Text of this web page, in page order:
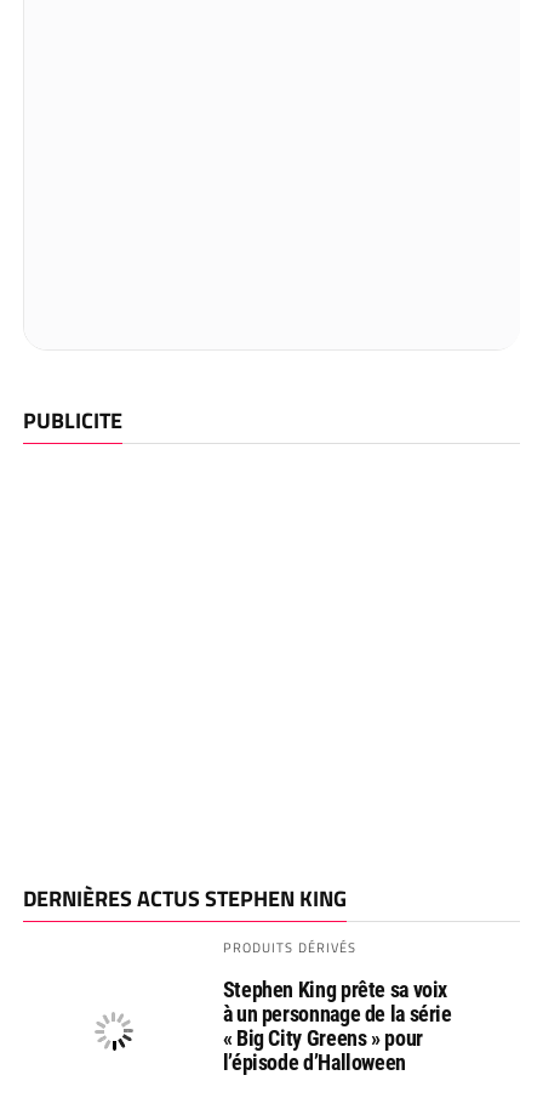
PUBLICITE
DERNIÈRES ACTUS STEPHEN KING
PRODUITS DÉRIVÉS
Stephen King prête sa voix
à un personnage de la série
« Big City Greens » pour
l’épisode d’Halloween